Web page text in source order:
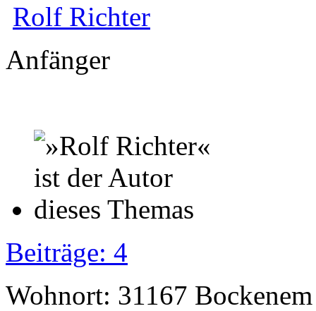
Rolf Richter
Anfänger
Beiträge: 4
Wohnort: 31167 Bockenem